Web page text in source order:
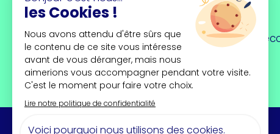
Newsletter
Trouvez l'inspiration chaque mois en
forts, portraits, interviews...